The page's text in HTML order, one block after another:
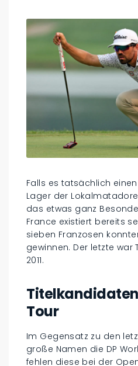
Falls es tatsächlich
Lager der
das etwas ganz
France existiert bereits
sieben Franzosen
gewinnen. Der letzte war
2011.
Tour
Im Gegensatz zu den
große Namen die DP
fehlen diese bei der